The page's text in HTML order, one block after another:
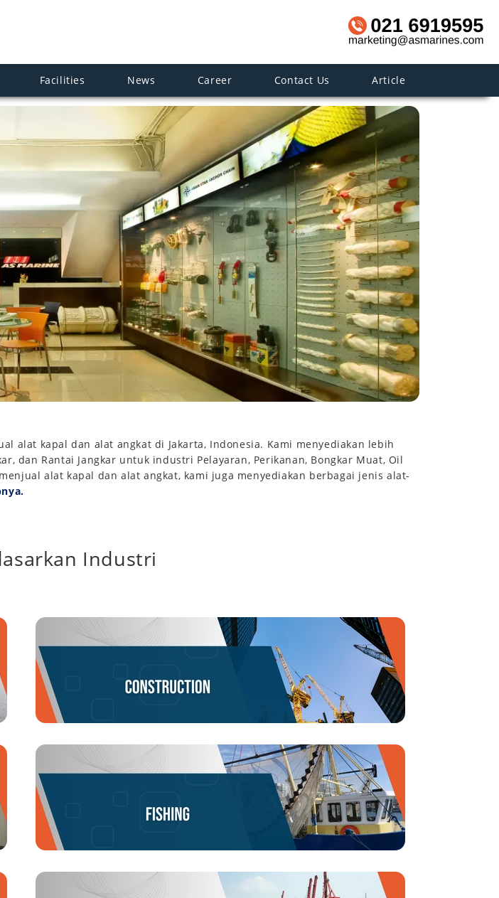
Facilities News Career Contact Us Article
alat kapal dan alat angkat di Jakarta, Indonesia. Kami menyediakan lebih
dan Rantai Jangkar untuk industri Pelayaran, Perikanan, Bongkar Muat, Oil
alat kapal dan alat angkat, kami juga menyediakan berbagai jenis alat-
Industri